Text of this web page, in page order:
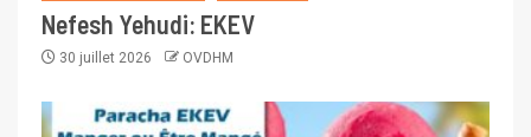
Nefesh Yehudi: EKEV
30 juillet 2026 OVDHM